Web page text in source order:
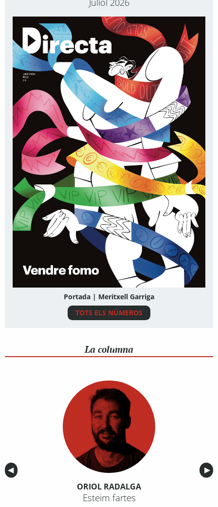
Juliol 2026
Portada | Meritxell Garriga
TOTS ELS NÚMEROS
La columna
Anterior
◀︎ ▶︎
ORIOL RADALGA
Esteim fartes